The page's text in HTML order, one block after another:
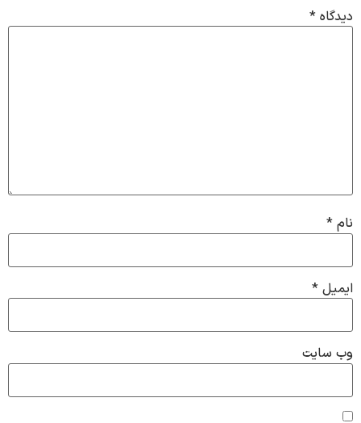
دیدگاه *
نام *
ایمیل *
وب‌ سایت